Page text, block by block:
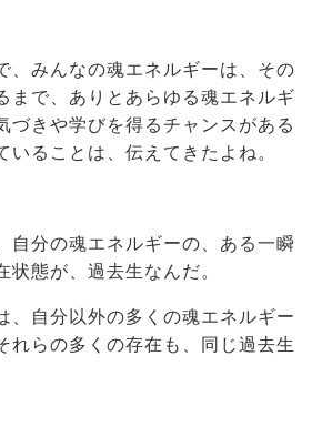
、みんなの魂エネルギーは、その
まで、ありとあらゆる魂エネルギ
づきや学びを得るチャンスがある
いることは、伝えてきたよね。
自分の魂エネルギーの、ある一瞬
状態が、過去生なんだ。
、自分以外の多くの魂エネルギー
れらの多くの存在も、同じ過去生